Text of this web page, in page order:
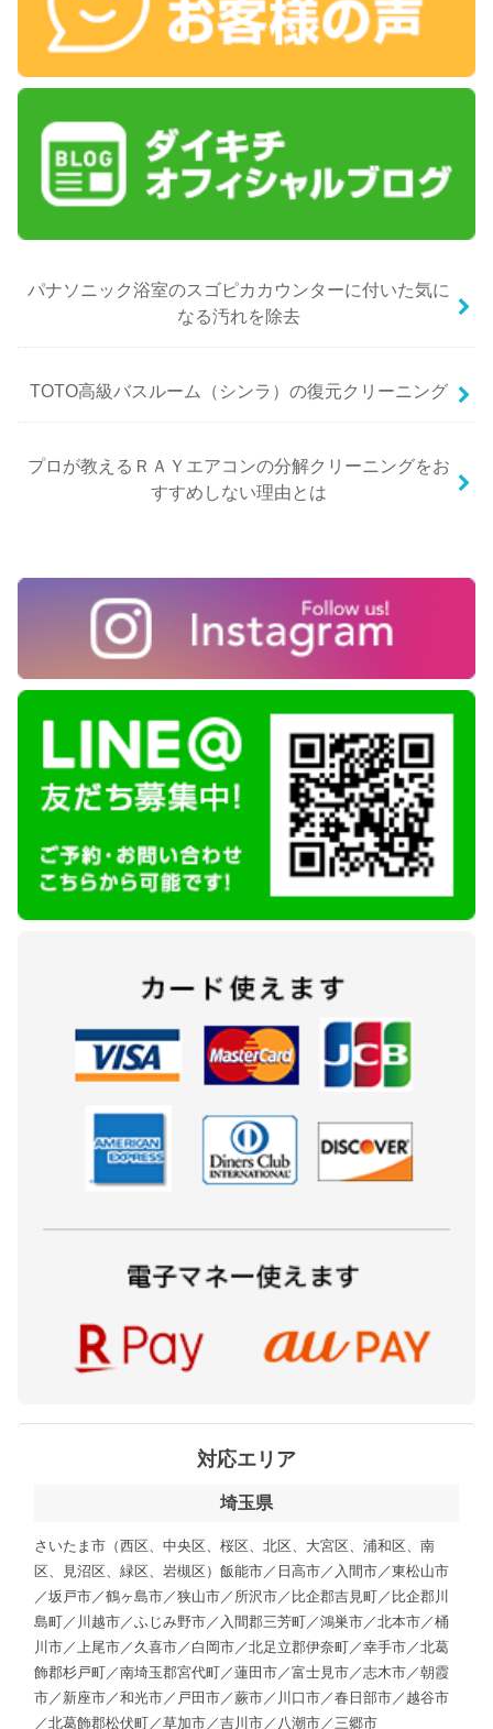
パナソニック浴室のスゴピカカウンターに付いた気に
なる汚れを除去
TOTO高級バスルーム（シンラ）の復元クリーニング
プロが教えるＲＡＹエアコンの分解クリーニングをお
すすめしない理由とは
対応エリア
埼玉県
さいたま市（西区、中央区、桜区、北区、大宮区、浦和区、南
区、見沼区、緑区、岩槻区）飯能市／日高市／入間市／東松山市
／坂戸市／鶴ヶ島市／狭山市／所沢市／比企郡吉見町／比企郡川
島町／川越市／ふじみ野市／入間郡三芳町／鴻巣市／北本市／桶
川市／上尾市／久喜市／白岡市／北足立郡伊奈町／幸手市／北葛
飾郡杉戸町／南埼玉郡宮代町／蓮田市／富士見市／志木市／朝霞
市／新座市／和光市／戸田市／蕨市／川口市／春日部市／越谷市
／北葛飾郡松伏町／草加市／吉川市／八潮市／三郷市